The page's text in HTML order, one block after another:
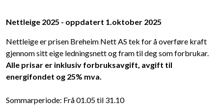
Nettleige 2025 - oppdatert 1.oktober 2025
Nettleige er prisen Breheim Nett AS tek for å overføre kraft
gjennom sitt eige ledningsnett og fram til deg som forbrukar.
Alle prisar er inklusiv forbruksavgift, avgift til
energifondet og 25% mva.
Sommarperiode: Frå 01.05 til 31.10